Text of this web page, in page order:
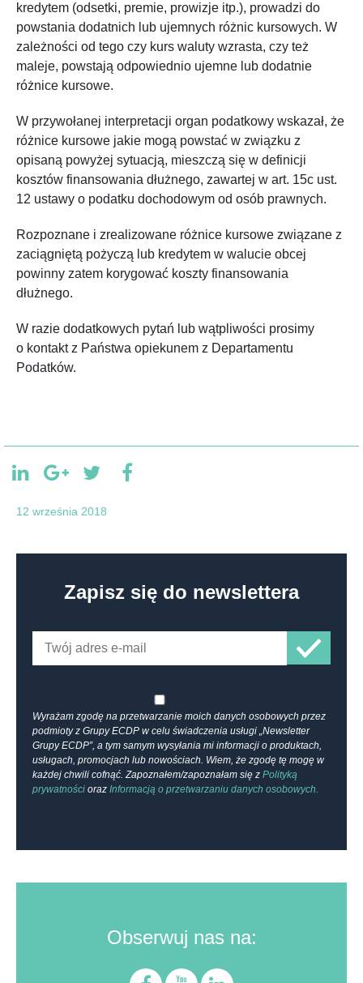
kredytem (odsetki, premie, prowizje itp.), prowadzi do
powstania dodatnich lub ujemnych różnic kursowych. W
zależności od tego czy kurs waluty wzrasta, czy też
maleje, powstają odpowiednio ujemne lub dodatnie
różnice kursowe.
W przywołanej interpretacji organ podatkowy wskazał, że
różnice kursowe jakie mogą powstać w związku z
opisaną powyżej sytuacją, mieszczą się w definicji
kosztów finansowania dłużnego, zawartej w art. 15c ust.
12 ustawy o podatku dochodowym od osób prawnych.
Rozpoznane i zrealizowane różnice kursowe związane z
zaciągniętą pożyczą lub kredytem w walucie obcej
powinny zatem korygować koszty finansowania
dłużnego.
W razie dodatkowych pytań lub wątpliwości prosimy
o kontakt z Państwa opiekunem z Departamentu
Podatków.
12 września 2018
Zapisz się do newslettera
Wyrażam zgodę na przetwarzanie moich danych osobowych przez
podmioty z Grupy ECDP w celu świadczenia usługi „Newsletter
Grupy ECDP”, a tym samym wysyłania mi informacji o produktach,
usługach, promocjach lub nowościach. Wiem, że zgodę tę mogę w
każdej chwili cofnąć. Zapoznałem/zapoznałam się z Polityką
prywatności oraz Informacją o przetwarzaniu danych osobowych.
Obserwuj nas na: